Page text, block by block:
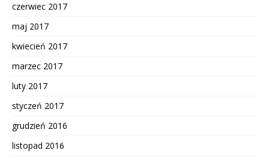
czerwiec 2017
maj 2017
kwiecień 2017
marzec 2017
luty 2017
styczeń 2017
grudzień 2016
listopad 2016